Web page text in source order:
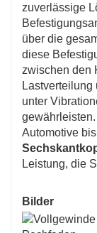
erkundigen.
6. pünktlich
zuverlässige
über die
diese
zwischen den
unter
Automotive
Leistung, die
Bilder